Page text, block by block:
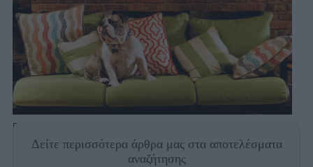
Photo: Unsplash
Δείτε περισσότερα άρθρα μας στα αποτελέσματα
αναζήτησης